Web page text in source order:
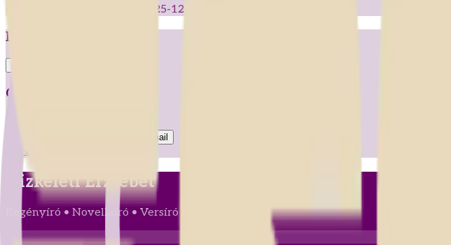
2025-12.05.
Neked hogy tetszett?
Oszd meg másokkal!
Email
További versek
Vizkeleti Erzsébet
Regényíró • Novellaíró • Versíró